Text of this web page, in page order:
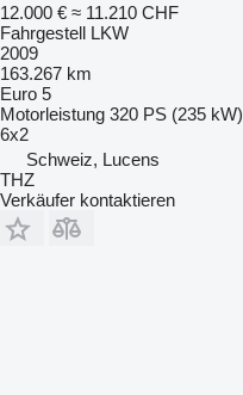
12.000 € ≈ 11.210 CHF
Fahrgestell LKW
2009
163.267 km
Euro 5
Motorleistung 320 PS (235 kW)
6x2
Schweiz, Lucens
THZ
Verkäufer kontaktieren